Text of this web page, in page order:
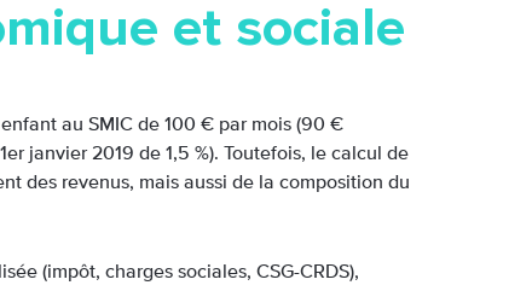
et sociale
au SMIC de 100 € par mois (90 €
janvier 2019 de 1,5 %). Toutefois, le calcul de
des revenus, mais aussi de la composition du
(impôt, charges sociales, CSG-CRDS),